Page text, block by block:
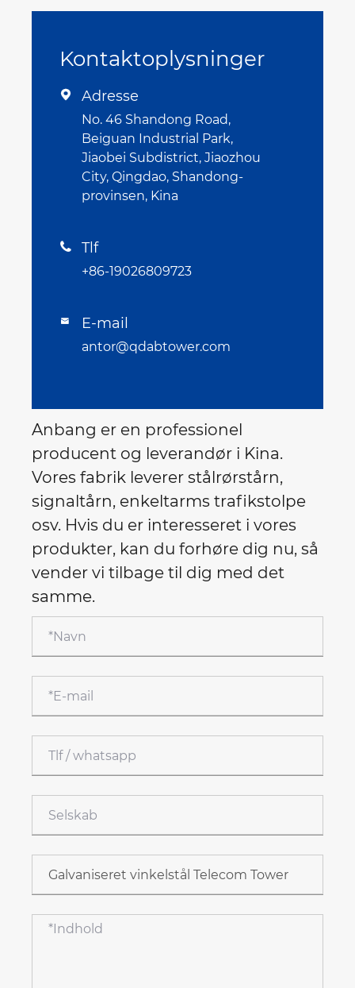
Kontaktoplysninger
 Adresse
No. 46 Shandong Road,
Beiguan Industrial Park,
Jiaobei Subdistrict, Jiaozhou
City, Qingdao, Shandong-
provinsen, Kina
 Tlf
+86-19026809723
 E-mail
antor@qdabtower.com
Anbang er en professionel
producent og leverandør i Kina.
Vores fabrik leverer stålrørstårn,
signaltårn, enkeltarms trafikstolpe
osv. Hvis du er interesseret i vores
produkter, kan du forhøre dig nu, så
vender vi tilbage til dig med det
samme.